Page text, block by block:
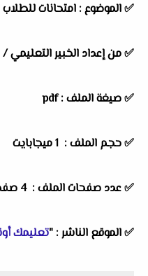
✅الموضوع : امتحانات
✅من إعداد الخبير التعليمي /
✅ صيغة الملف : pdf
✅ حجم الملف : 1 ميجابايت
✅ عدد صفحات الملف : 4 صفحات
✅الموقع الناشر : "تعليمك